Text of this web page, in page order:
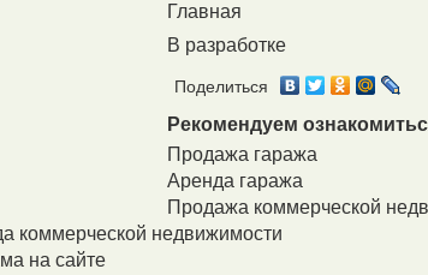
Главная
В разработке
Поделиться
Рекомендуем
Продажа гаража
Аренда гаража
Продажа коммерческой
коммерческой недвижимости
на сайте